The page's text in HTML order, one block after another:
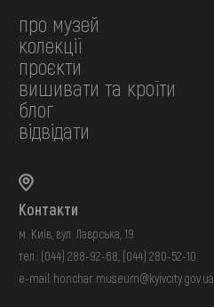
про музей
колекції
проєкти
вишивати та кроїти
блог
відвідати
Контакти
м. Київ, вул. Лаврська, 19
тел.: (044) 288-92-68 (044) 280-52-10
e-mail: honchar.museum@kyivcity.gov.ua